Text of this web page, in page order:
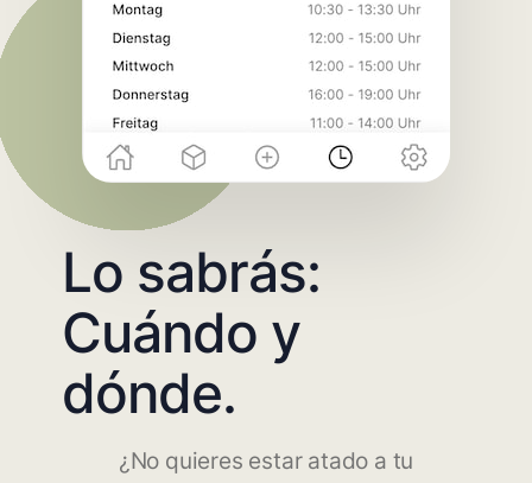
Lo sabrás:
Cuándo y
dónde.
¿No quieres estar atado a tu